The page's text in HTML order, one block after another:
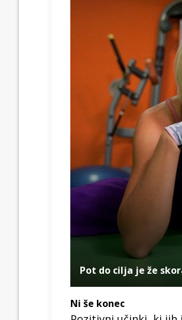
Pot do cilja je že
Ni še konec